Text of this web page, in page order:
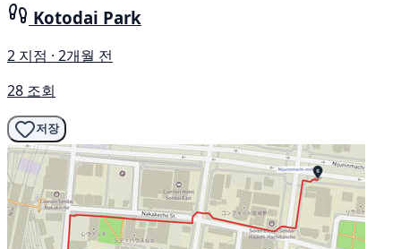
Kotodai Park
2 지점 · 2개월 전
28 조회
저장